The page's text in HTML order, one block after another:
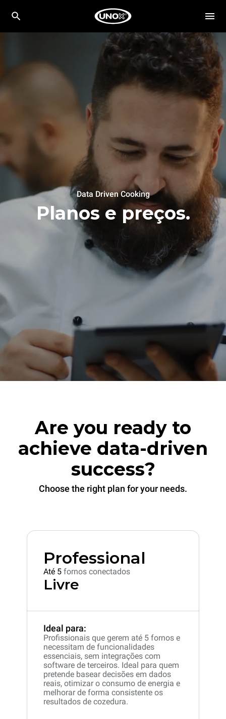
Data Driven Cooking
Planos e preços.
Are you ready to
achieve data-driven
success?
Choose the right plan for your needs.
Professional
Até 5 fornos conectados
Livre
Ideal para:
Profissionais que gerem até 5 fornos e
necessitam de funcionalidades
essenciais, sem integrações com
software de terceiros. Ideal para quem
pretende basear decisões em dados
reais, otimizar o consumo de energia e
melhorar de forma consistente os
resultados de cozedura.